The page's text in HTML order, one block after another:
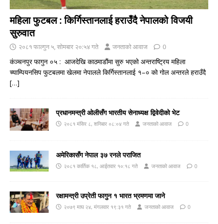
महिला फुटबल : किर्गिस्तानलाई हराउँदै नेपालको विजयी
सुरुवात
२०८१ फाल्गुन ५, सोमबार २०:५४ गते जनताको आवाज 0
कंञ्चनपुर फागुन ०५ : आजदेखि काठमाडौंमा सुरु भएको अन्तराष्ट्रिय महिला
च्याम्पियनसिप फुटबलमा खेलमा नेपालले किर्गिस्तानलाई १–० को गोल अन्तरले हराउँदै
[…]
प्रधानमन्त्री ओलीसँग भारतीय सेनाध्यक्ष द्विवेदीको भेट
२०८१ मंसिर ८, शनिबार ०८:०४ गते जनताको आवाज 0
अमेरिकासँग नेपाल ३७ रनले पराजित
२०८१ कार्तिक १८, आईतवार १०:१८ गते जनताको आवाज 0
रक्षामन्त्री उप्रेती फागुन १ भारत भ्रमणमा जाने
२०७९ माघ २४, मंगलवार १९:३१ गते जनताको आवाज 0